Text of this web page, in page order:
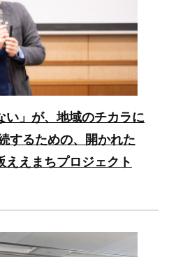
い」が、地域のチカラに
するための、開かれた
ええまちプロジェクト